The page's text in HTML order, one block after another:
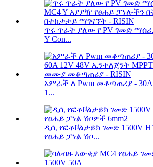
ጥሩ ጥራት ያለው የ PV ገመድ ማሰሪያ
Y Con...
አምራች ለ Pwm መቆጣጠሪያ - 30A
1...
ዲሲ የፎቶቮልታይክ ገመድ 1500V
የፀሐይ ፓነል ሽቦ...